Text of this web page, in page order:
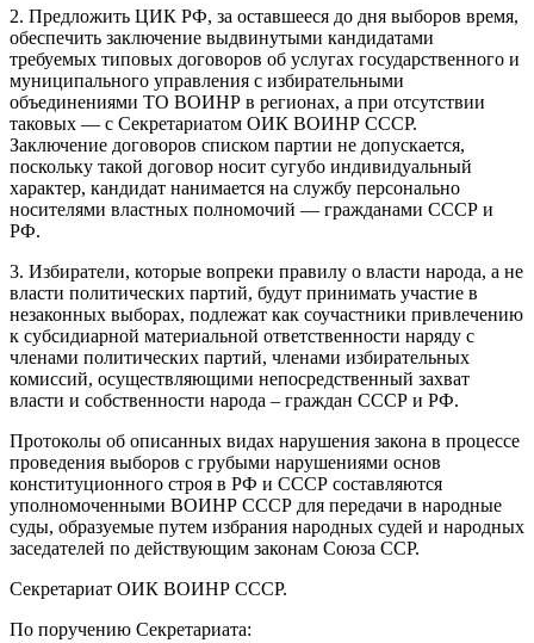
2. Предложить ЦИК РФ, за оставшееся до дня выборов время,
обеспечить заключение выдвинутыми кандидатами
требуемых типовых договоров об услугах государственного и
муниципального управления с избирательными
объединениями ТО ВОИНР в регионах, а при отсутствии
таковых — с Секретариатом ОИК ВОИНР СССР.
Заключение договоров списком партии не допускается,
поскольку такой договор носит сугубо индивидуальный
характер, кандидат нанимается на службу персонально
носителями властных полномочий — гражданами СССР и
РФ.
3. Избиратели, которые вопреки правилу о власти народа, а не
власти политических партий, будут принимать участие в
незаконных выборах, подлежат как соучастники привлечению
к субсидиарной материальной ответственности наряду с
членами политических партий, членами избирательных
комиссий, осуществляющими непосредственный захват
власти и собственности народа – граждан СССР и РФ.
Протоколы об описанных видах нарушения закона в процессе
проведения выборов с грубыми нарушениями основ
конституционного строя в РФ и СССР составляются
уполномоченными ВОИНР СССР для передачи в народные
суды, образуемые путем избрания народных судей и народных
заседателей по действующим законам Союза ССР.
Секретариат ОИК ВОИНР СССР.
По поручению Секретариата: